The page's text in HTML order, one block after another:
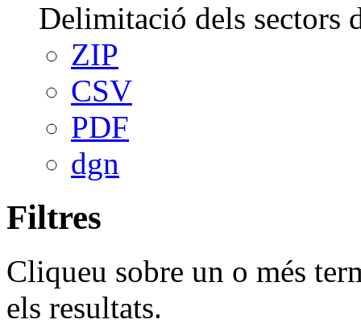
Delimitació dels sectors
ZIP
CSV
PDF
dgn
Filtres
Cliqueu sobre un o més
els resultats.